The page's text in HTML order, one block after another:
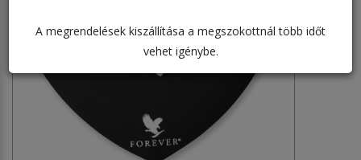
A megrendelések kiszállítása a megszokottnál több időt
vehet igénybe.